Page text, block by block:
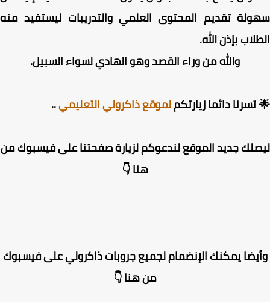
تقديم المحتوى العلمي والتدريبات ليستفيد منه
بإذن الله.
والله من وراء القصد وهو الهادي لسواء السبيل.
تسرنا دائما زيارتكملموقع ذاكرولي التعليمي..
جديد الموقع لندعوكم لزيارة صفحتنا على فيسبوك من
هنا 👇
يمكنك الإنضمام لجميع جروبات ذاكرولي على فيسبوك
من هنا 👇